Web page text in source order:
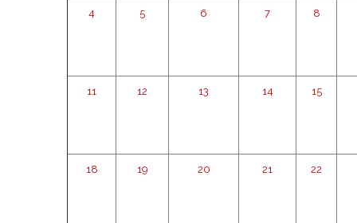
4 5 6 7 8
11 12 13 14 15
18 19 20 21 22